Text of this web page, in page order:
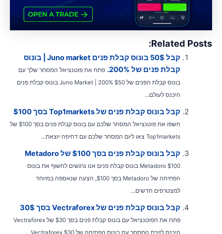
Related
קבל 50$ בונוס קבלת פנים Juno market | בונוס
קבלת פנים של 200%.
פתח את פוטנציאל המסחר שלך עם
בונוס קבלת הפנים של $50 Juno Market | 200% בונוס קבלת פנים
היכנס לעולם...
קבל בונוס קבלת פנים של Top1markets בסך $100
חשפו את פוטנציאל המסחר שלכם עם בונוס קבלת פנים בסך $100 של
Top1markets צאו ליום המסחר שלכם עם דחיפה יוצאת...
קבל בונוס קבלת פנים בסך $100 של Metadoro
Metadoro $100 בונוס קבלת פנים אנו נרגשים לחשוף את בונוס
הפתיחה של Metadoro בסך $100, הצעה שנאספה במיוחד
למצטרפים חדשים...
קבל בונוס קבלת פנים של Vectraforex בסך 30$
פתח את הפוטנציאל עם בונוס קבלת פנים בסך $30 של Vectraforex
היכנס לזירת המסחר עם בונוס הפתיחה של Vectraforex $30,...